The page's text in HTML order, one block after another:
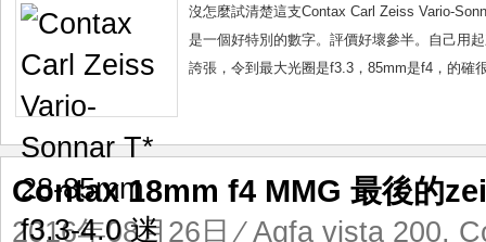
沒怎麼試清楚這支Contax Carl Zeiss Vario-
是一個好特別的數字。評價好壞參半。自己用
誇張，令到最大光圈是f3.3，85mm是f4，的確
Contax 18mm f4 MMG 最後的
2016年08月26日 ⁄Agfa vista 200,